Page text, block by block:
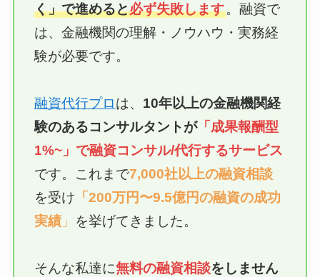
く」で進めると必ず失敗します。融資で
は、金融機関の理解・ノウハウ・実務経
験が必要です。
融資代行プロは、 10年以上の金融機関経
験のあるコンサルタントが「成果報酬型
1%~」で融資コンサル/代行するサービス
です。これまで7,000社以上の融資相談
を受け 「200万円〜9.5億円の融資の成功
実績 」 を挙げてきました。
そんな私達に無料の融資相談をしません